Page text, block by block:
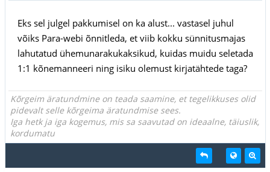
Eks sel julgel pakkumisel on ka alust... vastasel juhul
võiks Para-webi õnnitleda, et viib kokku sünnitusmajas
lahutatud ühemunarakukaksikud, kuidas muidu seletada
1:1 kõnemanneeri ning isiku olemust kirjatähtede taga?
Kõrgeim äratundmine on teada saamine, et tegelikkuses olid
pidevalt selle kõrgeima äratundmise sees.
Iga hetk ja iga kogemus, mis sa saavutad on ideaalne, täiuslik,
kordumatu